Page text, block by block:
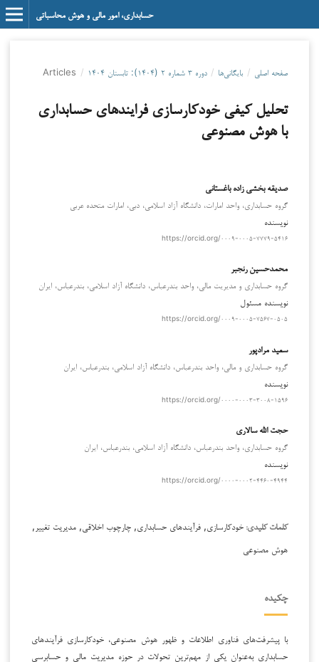
حسابداری، امور مالی و هوش محاسباتی
صفحه اصلی / بایگانی‌ها / دوره ۳ شماره ۲ (۱۴۰۴): تابستان ۱۴۰۴ /
Articles
تحلیل کیفی خودکارسازی فرایندهای حسابداری
با هوش مصنوعی
صدیقه بخشی زاده باغستانی
گروه حسابداری، واحد امارات، دانشگاه آزاد اسلامی، دبي، امارات متحده عربی
نویسنده
https://orcid.org/۰۰۰۹-۰۰۰۵-۷۷۷۹-۵۴۱۶
محمدحسين رنجبر
گروه حسابداري و مديريت مالي، واحد بندرعباس، دانشگاه آزاد اسلامي، بندرعباس، ايران
نویسنده مسئول
https://orcid.org/۰۰۰۹-۰۰۰۵-۷۵۶۷-۰۵۰۵
سعید مرادپور
گروه حسابداري و مالي، واحد بندرعباس، دانشگاه آزاد اسلامي، بندرعباس، ايران
نویسنده
https://orcid.org/۰۰۰۰-۰۰۰۳-۳۰۰۸-۱۵۹۶
حجت الله سالاری
گروه حسابداري، واحد بندرعباس، دانشگاه آزاد اسلامي، بندرعباس، ايران
نویسنده
https://orcid.org/۰۰۰۰-۰۰۰۲-۴۴۶۰-۴۹۴۴
کلمات کلیدی: خودکارسازی, فرآیندهای حسابداری, چارچوب اخلاقی, مدیریت تغییر,
هوش مصنوعی
چکیده
با پیشرفت‌های فناوری اطلاعات و ظهور هوش مصنوعی، خودکارسازی فرآیندهای
حسابداری به‌عنوان یکی از مهم‌ترین تحولات در حوزه مدیریت مالی و حسابرسی